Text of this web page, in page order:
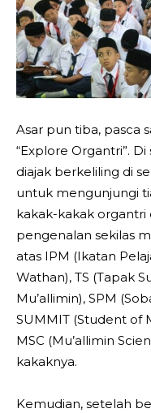
Asar pun tiba, pasca
“Explore Organtri”.
diajak berkeliling di
untuk mengunjungi
kakak-kakak
pengenalan sekilas
atas IPM (Ikatan
Wathan), TS (Tapak
Mu’allimin), SPM
SUMMIT (Student of
MSC (Mu’allimin
kakaknya.
Kemudian, setelah